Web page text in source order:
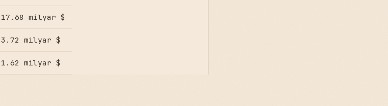
17.68 milyar $
3.72 milyar $
1.62 milyar $